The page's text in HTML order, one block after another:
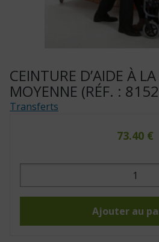
CEINTURE D’AIDE À
MOYENNE (RÉF. :
Transferts
73.40 €
quantité
Ceinture
moyenne
Ajouter au